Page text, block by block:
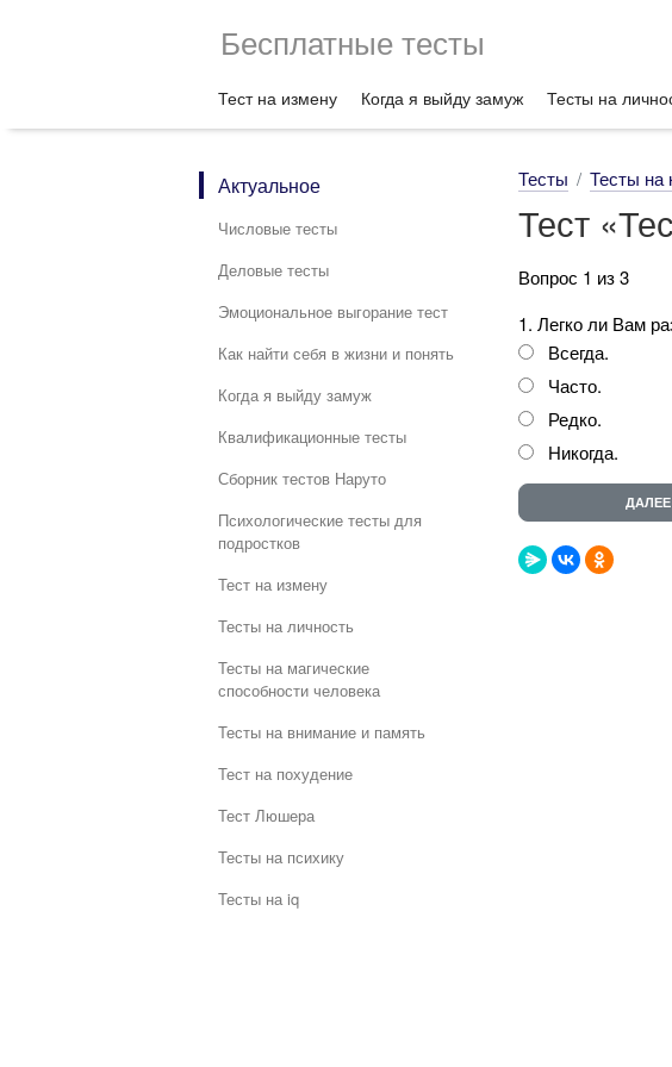
Бесплатные тесты
Тест на измену Когда я выйду замуж Тесты на
Актуальное
Числовые тесты
Деловые тесты
Эмоциональное выгорание тест
Как найти себя в жизни и понять
Когда я выйду замуж
Квалификационные тесты
Сборник тестов Наруто
Психологические тесты для
подростков
Тест на измену
Тесты на личность
Тесты на магические
способности человека
Тесты на внимание и память
Тест на похудение
Тест Люшера
Тесты на психику
Тесты на iq
Тесты Тесты на
Тест
Вопрос 1 из 3
1. Легко ли Вам
Всегда.
Часто.
Редко.
Никогда.